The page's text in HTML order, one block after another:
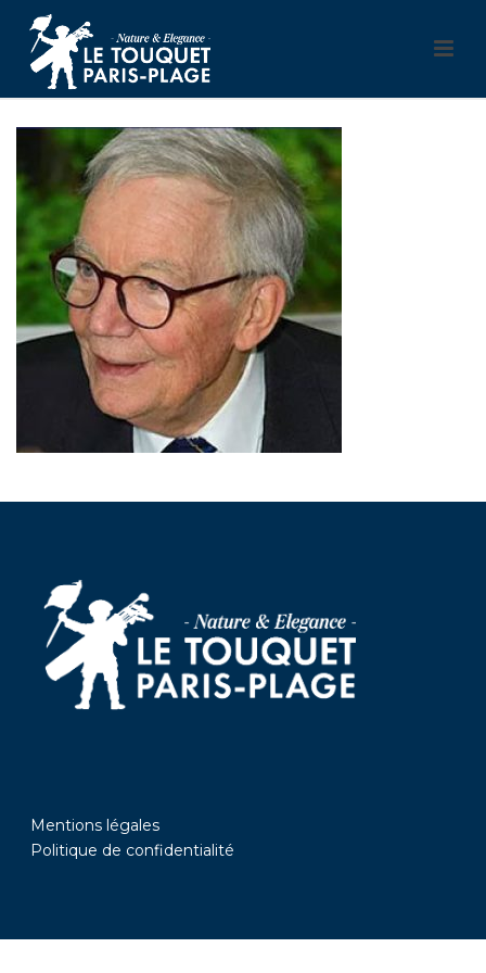
Mentions légales
Politique de confidentialité